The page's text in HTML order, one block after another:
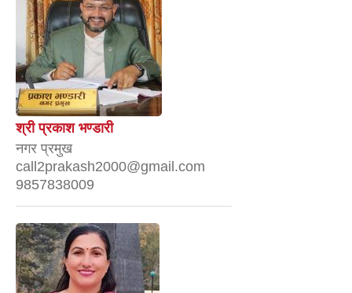
श्री प्रकाश भण्डारी
नगर प्रमुख
call2prakash2000@gmail.com
9857838009